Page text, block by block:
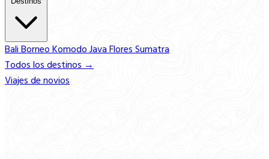
BaliBorneoKomodoJavaFloresSumatra
Todos los destinos →
Viajes de novios